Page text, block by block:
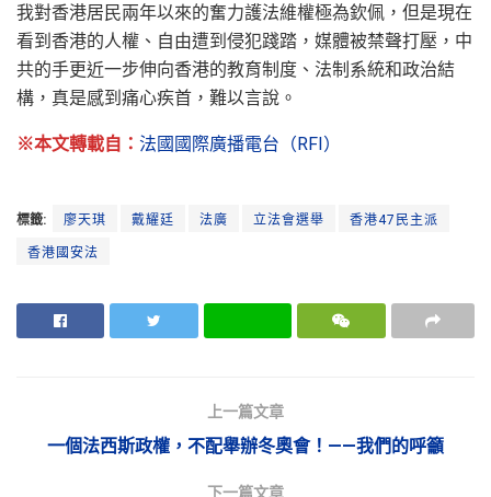
我對香港居民兩年以來的奮力護法維權極為欽佩，但是現在
看到香港的人權、自由遭到侵犯踐踏，媒體被禁聲打壓，中
共的手更近一步伸向香港的教育制度、法制系統和政治結
構，真是感到痛心疾首，難以言說。
※本文轉載自： 法國國際廣播電台（RFI）
標籤: 廖天琪 戴耀廷 法廣 立法會選舉 香港47民主派
香港國安法
上一篇文章
一個法西斯政權，不配舉辦冬奧會！——我們的呼籲
下一篇文章